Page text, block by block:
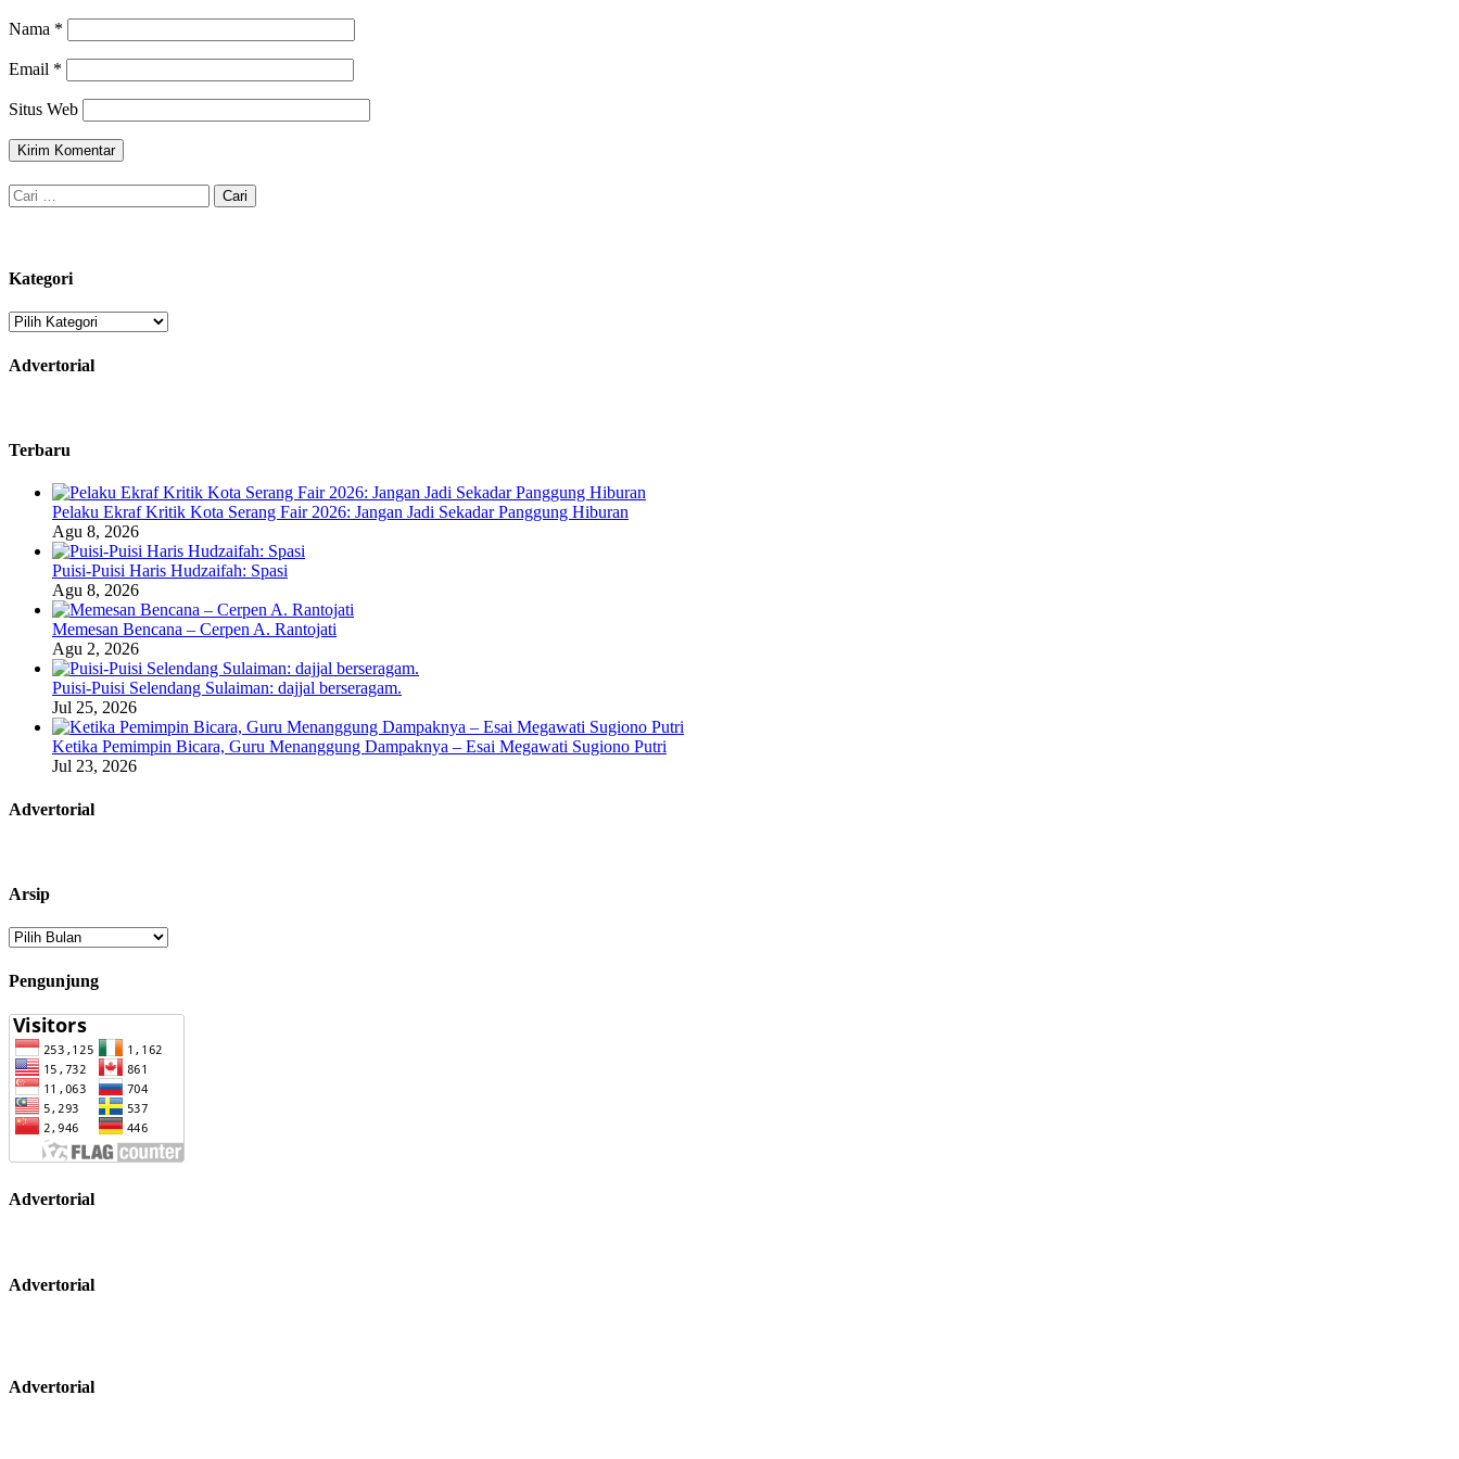
Nama *
Email *
Situs Web
Cari
untuk:
Kategori
Kategori
Advertorial
Terbaru
Pelaku Ekraf Kritik Kota Serang Fair 2026: Jangan Jadi Sekadar Panggung Hiburan
Agu 8, 2026
Puisi-Puisi Haris Hudzaifah: Spasi
Agu 8, 2026
Memesan Bencana – Cerpen A. Rantojati
Agu 2, 2026
Puisi-Puisi Selendang Sulaiman: dajjal berseragam.
Jul 25, 2026
Ketika Pemimpin Bicara, Guru Menanggung Dampaknya – Esai Megawati Sugiono Putri
Jul 23, 2026
Advertorial
Arsip
Arsip
Pengunjung
Advertorial
Advertorial
Advertorial